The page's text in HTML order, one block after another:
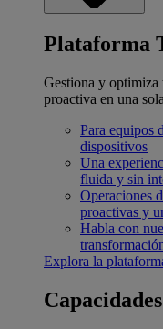
Plataforma
Gestiona y optimiza
proactiva en una
Para equipos
dispositivos
Una
fluida y sin
Operaciones
proactivas y
Habla con
Explora la